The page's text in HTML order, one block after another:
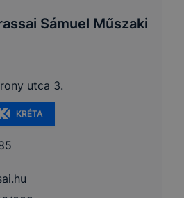
Sámuel Műszaki
utca 3.
KRÉTA